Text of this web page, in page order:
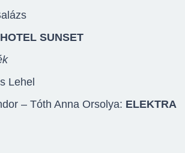
HOTEL SUNSET
Lehel
– Tóth Anna Orsolya: ELEKTRA